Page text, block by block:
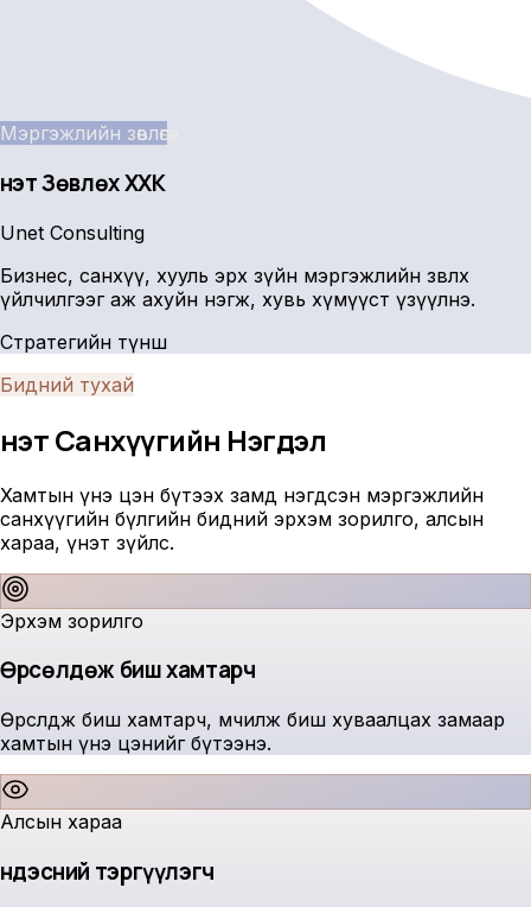
Мэргэжлийн зөвлөгөө
Үнэт Зөвлөх ХХК
Unet Consulting
Бизнес, санхүү, хууль эрх зүйн мэргэжлийн зөвлөх
үйлчилгээг аж ахуйн нэгж, хувь хүмүүст үзүүлнэ.
Стратегийн түнш
Бидний тухай
Үнэт Санхүүгийн Нэгдэл
Хамтын үнэ цэн бүтээх замд нэгдсэн мэргэжлийн
санхүүгийн бүлгийн бидний эрхэм зорилго, алсын
хараа, үнэт зүйлс.
Эрхэм зорилго
Өрсөлдөж биш хамтарч
Өрсөлдөж биш хамтарч, өмчилж биш хуваалцах замаар
хамтын үнэ цэнийг бүтээнэ.
Алсын хараа
Үндэсний тэргүүлэгч